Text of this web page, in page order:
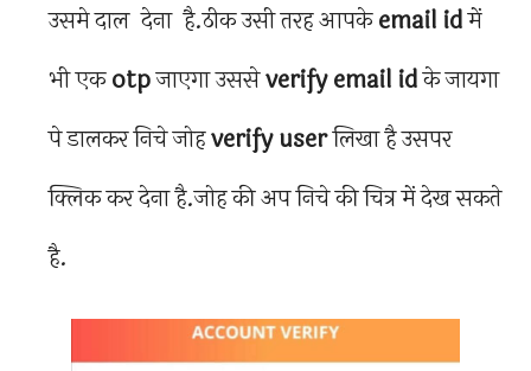
उसमे दाल देना है.ठीक उसी तरह आपकेemail idमें
भी एकotpजाएगा उससेverify email idके जायगा
पे डालकर निचे जोहverify userलिखा है उसपर
क्लिक कर देना है.जोह की अप निचे की चित्र में देख सकते
है.